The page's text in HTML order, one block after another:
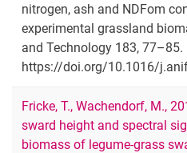
nitrogen, ash and NDFom
experimental grassland
and Technology 183, 77–85.
https://doi.org/10.1016/
Fricke, T., Wachendorf, M.,
sward height and spectral
biomass of legume-grass